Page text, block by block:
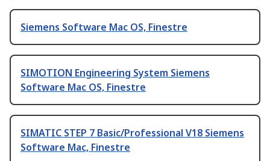
Siemens Software Mac OS, Finestre
SIMOTION Engineering System Siemens
Software Mac OS, Finestre
SIMATIC STEP 7 Basic/Professional V18 Siemens
Software Mac, Finestre